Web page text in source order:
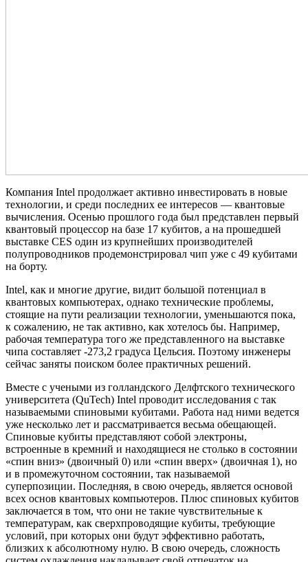
Компания Intel продолжает активно инвестировать в новые
технологии, и среди последних ее интересов — квантовые
вычисления. Осенью прошлого года был представлен первый
квантовый процессор на базе 17 кубитов, а на прошедшей
выставке CES один из крупнейших производителей
полупроводников продемонстрировал чип уже с 49 кубитами
на борту.
Intel, как и многие другие, видит большой потенциал в
квантовых компьютерах, однако технические проблемы,
стоящие на пути реализации технологии, уменьшаются пока,
к сожалению, не так активно, как хотелось бы. Например,
рабочая температура того же представленного на выставке
чипа составляет -273,2 градуса Цельсия. Поэтому инженеры
сейчас заняты поиском более практичных решений.
Вместе с учеными из голландского Делфтского технического
университета (QuTech) Intel проводит исследования с так
называемыми спиновыми кубитами. Работа над ними ведется
уже несколько лет и рассматривается весьма обещающей.
Спиновые кубиты представляют собой электроны,
встроенные в кремний и находящиеся не столько в состоянии
«спин вниз» (двоичный 0) или «спин вверх» (двоичная 1), но
и в промежуточном состоянии, так называемой
суперпозиции. Последняя, в свою очередь, является основой
всех основ квантовых компьютеров. Плюс спиновых кубитов
заключается в том, что они не такие чувствительные к
температурам, как сверхпроводящие кубиты, требующие
условий, при которых они будут эффективно работать,
близких к абсолютному нулю. В свою очередь, сложность